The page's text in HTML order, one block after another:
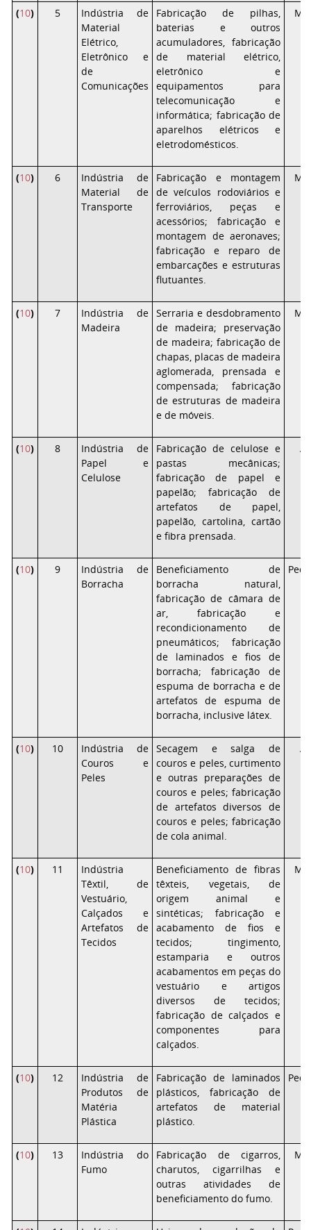
(10) 5
Indústria de
Material
Elétrico,
Eletrônico e
de
Comunicações
Fabricação de pilhas,
baterias e outros
acumuladores, fabricação
de material elétrico,
eletrônico e
equipamentos para
telecomunicação e
informática; fabricação de
aparelhos elétricos e
eletrodomésticos.
(10) 6
Indústria de
Material de
Transporte
Fabricação e montagem
de veículos rodoviários e
ferroviários, peças e
acessórios; fabricação e
montagem de aeronaves;
fabricação e reparo de
embarcações e estruturas
flutuantes.
(10) 7
Indústria de
Madeira
Serraria e desdobramento
de madeira; preservação
de madeira; fabricação de
chapas, placas de madeira
aglomerada, prensada e
compensada; fabricação
de estruturas de madeira
e de móveis.
(10) 8
Indústria de
Papel e
Celulose
Fabricação de celulose e
pastas mecânicas;
fabricação de papel e
papelão; fabricação de
artefatos de papel,
papelão, cartolina, cartão
e fibra prensada.
(10) 9
Indústria de
Borracha
Beneficiamento de
borracha natural,
fabricação de câmara de
ar, fabricação e
recondicionamento de
pneumáticos; fabricação
de laminados e fios de
borracha; fabricação de
espuma de borracha e de
artefatos de espuma de
borracha, inclusive látex.
(10) 10
Indústria de
Couros e
Peles
Secagem e salga de
couros e peles, curtimento
e outras preparações de
couros e peles; fabricação
de artefatos diversos de
couros e peles; fabricação
de cola animal.
(10) 11
Indústria
Têxtil, de
Vestuário,
Calçados e
Artefatos de
Tecidos
Beneficiamento de fibras
têxteis, vegetais, de
origem animal e
sintéticas; fabricação e
acabamento de fios e
tecidos; tingimento,
estamparia e outros
acabamentos em peças do
vestuário e artigos
diversos de tecidos;
fabricação de calçados e
componentes para
calçados.
(10) 12
Indústria de
Produtos de
Matéria
Plástica
Fabricação de laminados
plásticos, fabricação de
artefatos de material
plástico.
(10) 13
Indústria do
Fumo
Fabricação de cigarros,
charutos, cigarrilhas e
outras atividades de
beneficiamento do fumo.